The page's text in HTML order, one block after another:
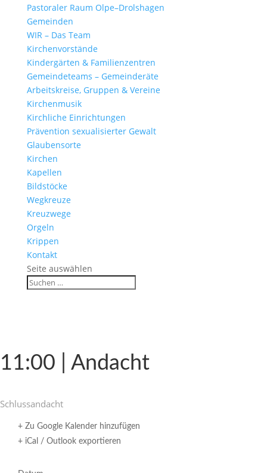
Pasto­raler Raum Olpe–Drolshagen
Gemeinden
WIR – Das Team
Kirchen­vor­stände
Kinder­gärten & Familienzentren
Gemein­de­teams – Gemeinderäte
Arbeits­kreise, Gruppen & Vereine
Kirchen­musik
Kirch­liche Einrichtungen
Präven­tion sexua­li­sierter Gewalt
Glau­ben­s­orte
Kirchen
Kapellen
Bild­stöcke
Wegkreuze
Kreuz­wege
Orgeln
Krippen
Kontakt
Seite auswählen
11:00 | Andacht
Schluss­an­dacht
+ Zu Google Kalender hinzufügen
+ iCal / Outlook exportieren